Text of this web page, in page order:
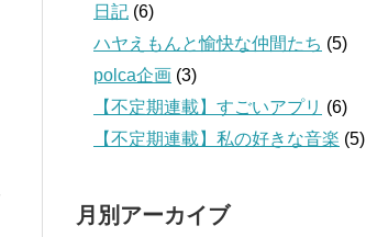
日記 (6)
ハヤえもんと愉快な仲間たち (5)
polca企画 (3)
【不定期連載】すごいアプリ (6)
【不定期連載】私の好きな音楽 (5)
月別アーカイブ